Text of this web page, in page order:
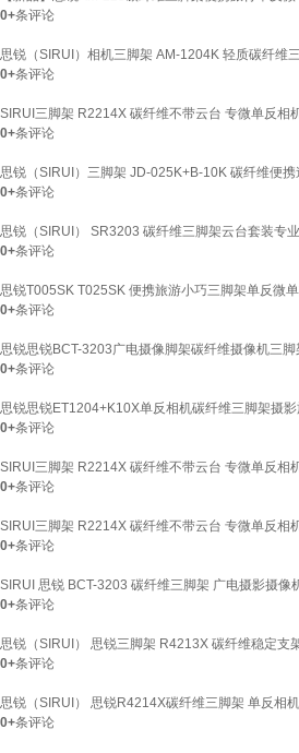
0+条评论
思锐（SIRUI）相机三脚架 AM-1204K 轻质碳纤维
0+条评论
SIRUI三脚架 R2214X 碳纤维不带云台 专微单反相
0+条评论
思锐（SIRUI）三脚架 JD-025K+B-10K 碳纤维便
0+条评论
思锐（SIRUI） SR3203 碳纤维三脚架云台套装专
0+条评论
思锐T005SK T025SK 便携旅游小巧三脚架单反微
0+条评论
思锐思锐BCT-3203广电摄像脚架碳纤维摄像机三
0+条评论
思锐思锐ET1204+K10X单反相机碳纤维三脚架摄
0+条评论
SIRUI三脚架 R2214X 碳纤维不带云台 专微单反相
0+条评论
SIRUI三脚架 R2214X 碳纤维不带云台 专微单反相
0+条评论
SIRUI 思锐 BCT-3203 碳纤维三脚架 广电摄影摄像
0+条评论
思锐（SIRUI） 思锐三脚架 R4213X 碳纤维稳定
0+条评论
思锐（SIRUI） 思锐R4214X碳纤维三脚架 单反相
0+条评论